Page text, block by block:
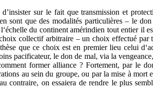
sur le fait que transmission et
sont que des modalités particulières – le
du continent amérindien tout entier il
collectif arbitraire – un choix effectué par
que ce choix est en premier lieu celui
pacificateur, le don de mal, via la
former alliance ? Fortement, par le
au sein du groupe, ou par la mise à mort
contraire, on essaiera de rendre le plus